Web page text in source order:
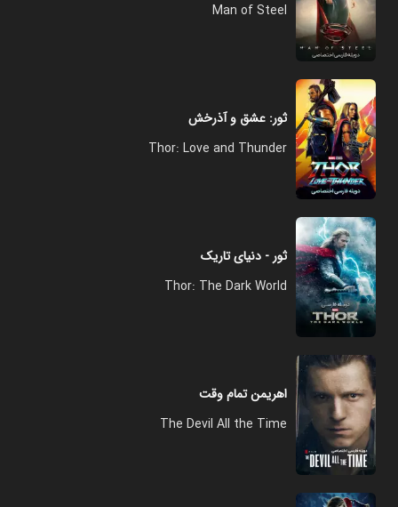
Man of Steel
ثور: عشق و آذرخش
Thor: Love and Thunder
ثور - دنیای تاریک
Thor: The Dark World
اهریمن تمام وقت
The Devil All the Time